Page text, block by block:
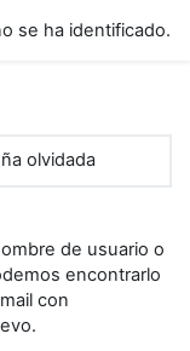
se ha identificado.
olvidada
de usuario o
encontrarlo
con